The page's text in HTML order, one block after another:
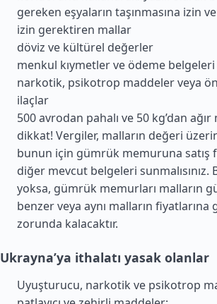
gereken eşyaların taşınmasına izin
izin gerektiren mallar
döviz ve kültürel değerler
menkul kıymetler ve ödeme belgeleri
narkotik, psikotrop maddeler veya
ilaçlar
500 avrodan pahalı ve 50 kg’dan
dikkat! Vergiler, malların değeri
bunun için gümrük memuruna satış
diğer mevcut belgeleri
yoksa, gümrük memurları malların
benzer veya aynı malların
zorunda kalacaktır.
Ukrayna’ya ithalatı yasak olanlar
Uyuşturucu, narkotik ve psikotrop